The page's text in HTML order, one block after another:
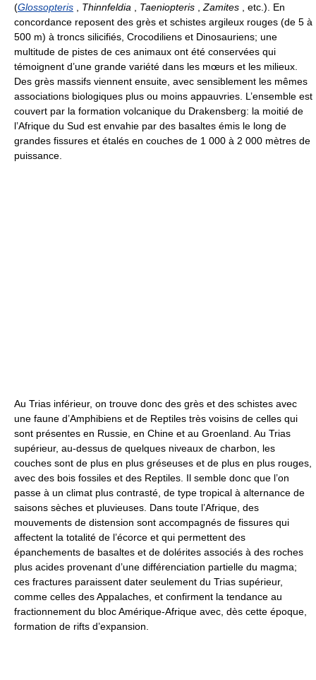
(Glossopteris Thinnfeldia Taeniopteris Zamites , etc.). En
concordance reposent des grès et schistes argileux rouges (de 5 à
500 m) à troncs silicifiés, Crocodiliens et Dinosauriens; une
multitude de pistes de ces animaux ont été conservées qui
témoignent d’une grande variété dans les mœurs et les milieux.
Des grès massifs viennent ensuite, avec sensiblement les mêmes
associations biologiques plus ou moins appauvries. L’ensemble est
couvert par la formation volcanique du Drakensberg: la moitié de
l’Afrique du Sud est envahie par des basaltes émis le long de
grandes fissures et étalés en couches de 1 000 à 2 000 mètres de
puissance.
Au Trias inférieur, on trouve donc des grès et des schistes avec
une faune d’Amphibiens et de Reptiles très voisins de celles qui
sont présentes en Russie, en Chine et au Groenland. Au Trias
supérieur, au-dessus de quelques niveaux de charbon, les
couches sont de plus en plus gréseuses et de plus en plus rouges,
avec des bois fossiles et des Reptiles. Il semble donc que l’on
passe à un climat plus contrasté, de type tropical à alternance de
saisons sèches et pluvieuses. Dans toute l’Afrique, des
mouvements de distension sont accompagnés de fissures qui
affectent la totalité de l’écorce et qui permettent des
épanchements de basaltes et de dolérites associés à des roches
plus acides provenant d’une différenciation partielle du magma;
ces fractures paraissent dater seulement du Trias supérieur,
comme celles des Appalaches, et confirment la tendance au
fractionnement du bloc Amérique-Afrique avec, dès cette époque,
formation de rifts d’expansion.